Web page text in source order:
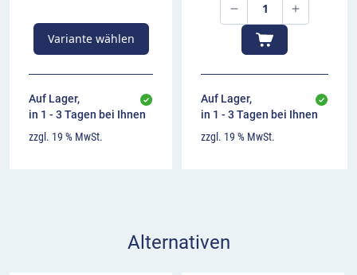
Variante wählen
Auf Lager,
in 1 - 3 Tagen bei Ihnen
zzgl. 19 % MwSt.
Auf Lager,
in 1 - 3 Tagen bei Ihnen
zzgl. 19 % MwSt.
Alternativen